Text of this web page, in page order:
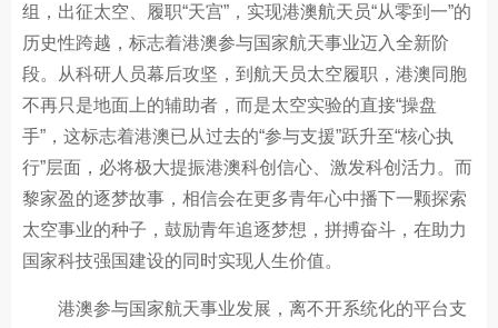
组，出征太空、履职“天宫”，实现港澳航天员“从零到一”的
历史性跨越，标志着港澳参与国家航天事业迈入全新阶
段。从科研人员幕后攻坚，到航天员太空履职，港澳同胞
不再只是地面上的辅助者，而是太空实验的直接“操盘
手”，这标志着港澳已从过去的“参与支援”跃升至“核心执
行”层面，必将极大提振港澳科创信心、激发科创活力。而
黎家盈的逐梦故事，相信会在更多青年心中播下一颗探索
太空事业的种子，鼓励青年追逐梦想，拼搏奋斗，在助力
国家科技强国建设的同时实现人生价值。
港澳参与国家航天事业发展，离不开系统化的平台支